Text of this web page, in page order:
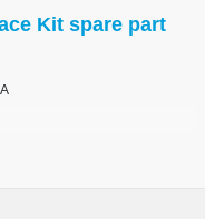
Kit spare part